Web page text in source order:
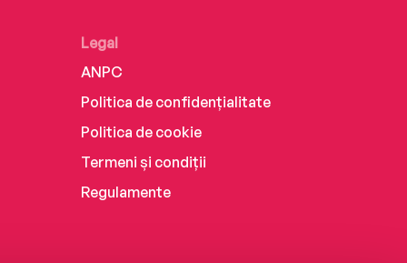
Legal
ANPC
Politica de confidențialitate
Politica de cookie
Termeni și condiții
Regulamente